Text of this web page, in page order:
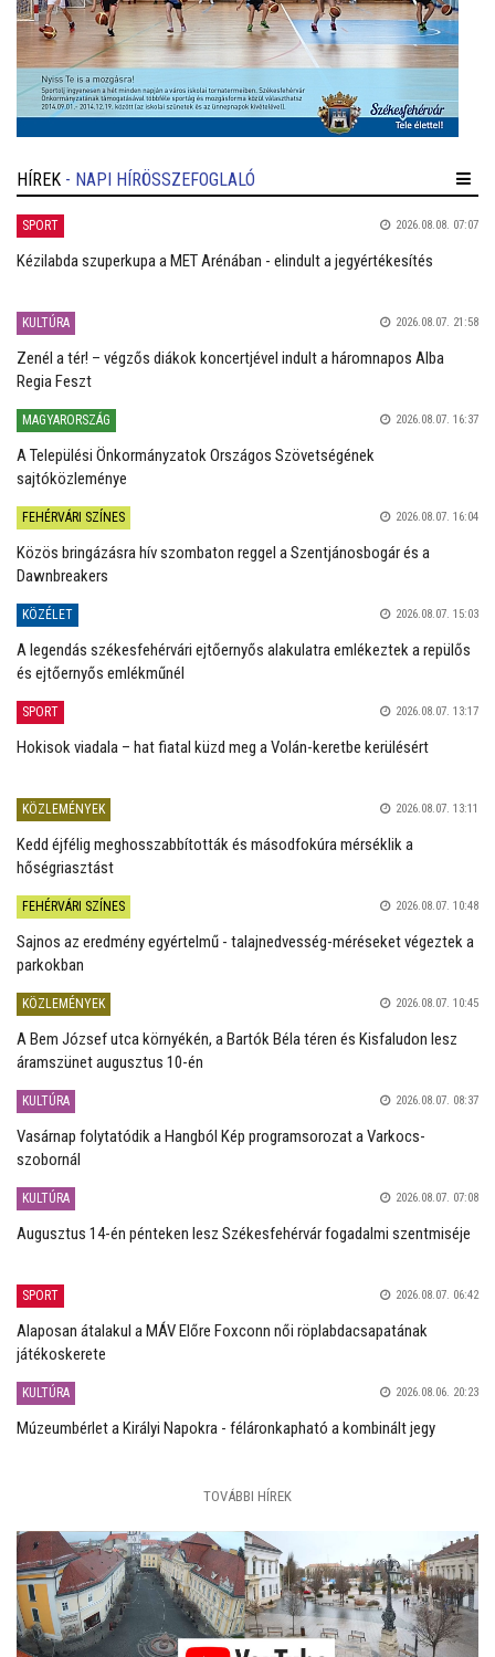
HÍREK - NAPI HÍRÖSSZEFOGLALÓ
SPORT 2026.08.08. 07:07
Kézilabda szuperkupa a MET Arénában - elindult a jegyértékesítés
KULTÚRA 2026.08.07. 21:58
Zenél a tér! – végzős diákok koncertjével indult a háromnapos Alba
Regia Feszt
MAGYARORSZÁG 2026.08.07. 16:37
A Települési Önkormányzatok Országos Szövetségének
sajtóközleménye
FEHÉRVÁRI SZÍNES 2026.08.07. 16:04
Közös bringázásra hív szombaton reggel a Szentjánosbogár és a
Dawnbreakers
KÖZÉLET 2026.08.07. 15:03
A legendás székesfehérvári ejtőernyős alakulatra emlékeztek a repülős
és ejtőernyős emlékműnél
SPORT 2026.08.07. 13:17
Hokisok viadala – hat fiatal küzd meg a Volán-keretbe kerülésért
KÖZLEMÉNYEK 2026.08.07. 13:11
Kedd éjfélig meghosszabbították és másodfokúra mérséklik a
hőségriasztást
FEHÉRVÁRI SZÍNES 2026.08.07. 10:48
Sajnos az eredmény egyértelmű - talajnedvesség-méréseket végeztek a
parkokban
KÖZLEMÉNYEK 2026.08.07. 10:45
A Bem József utca környékén, a Bartók Béla téren és Kisfaludon lesz
áramszünet augusztus 10-én
KULTÚRA 2026.08.07. 08:37
Vasárnap folytatódik a Hangból Kép programsorozat a Varkocs-
szobornál
KULTÚRA 2026.08.07. 07:08
Augusztus 14-én pénteken lesz Székesfehérvár fogadalmi szentmiséje
SPORT 2026.08.07. 06:42
Alaposan átalakul a MÁV Előre Foxconn női röplabdacsapatának
játékoskerete
KULTÚRA 2026.08.06. 20:23
Múzeumbérlet a Királyi Napokra - féláronkapható a kombinált jegy
TOVÁBBI HÍREK